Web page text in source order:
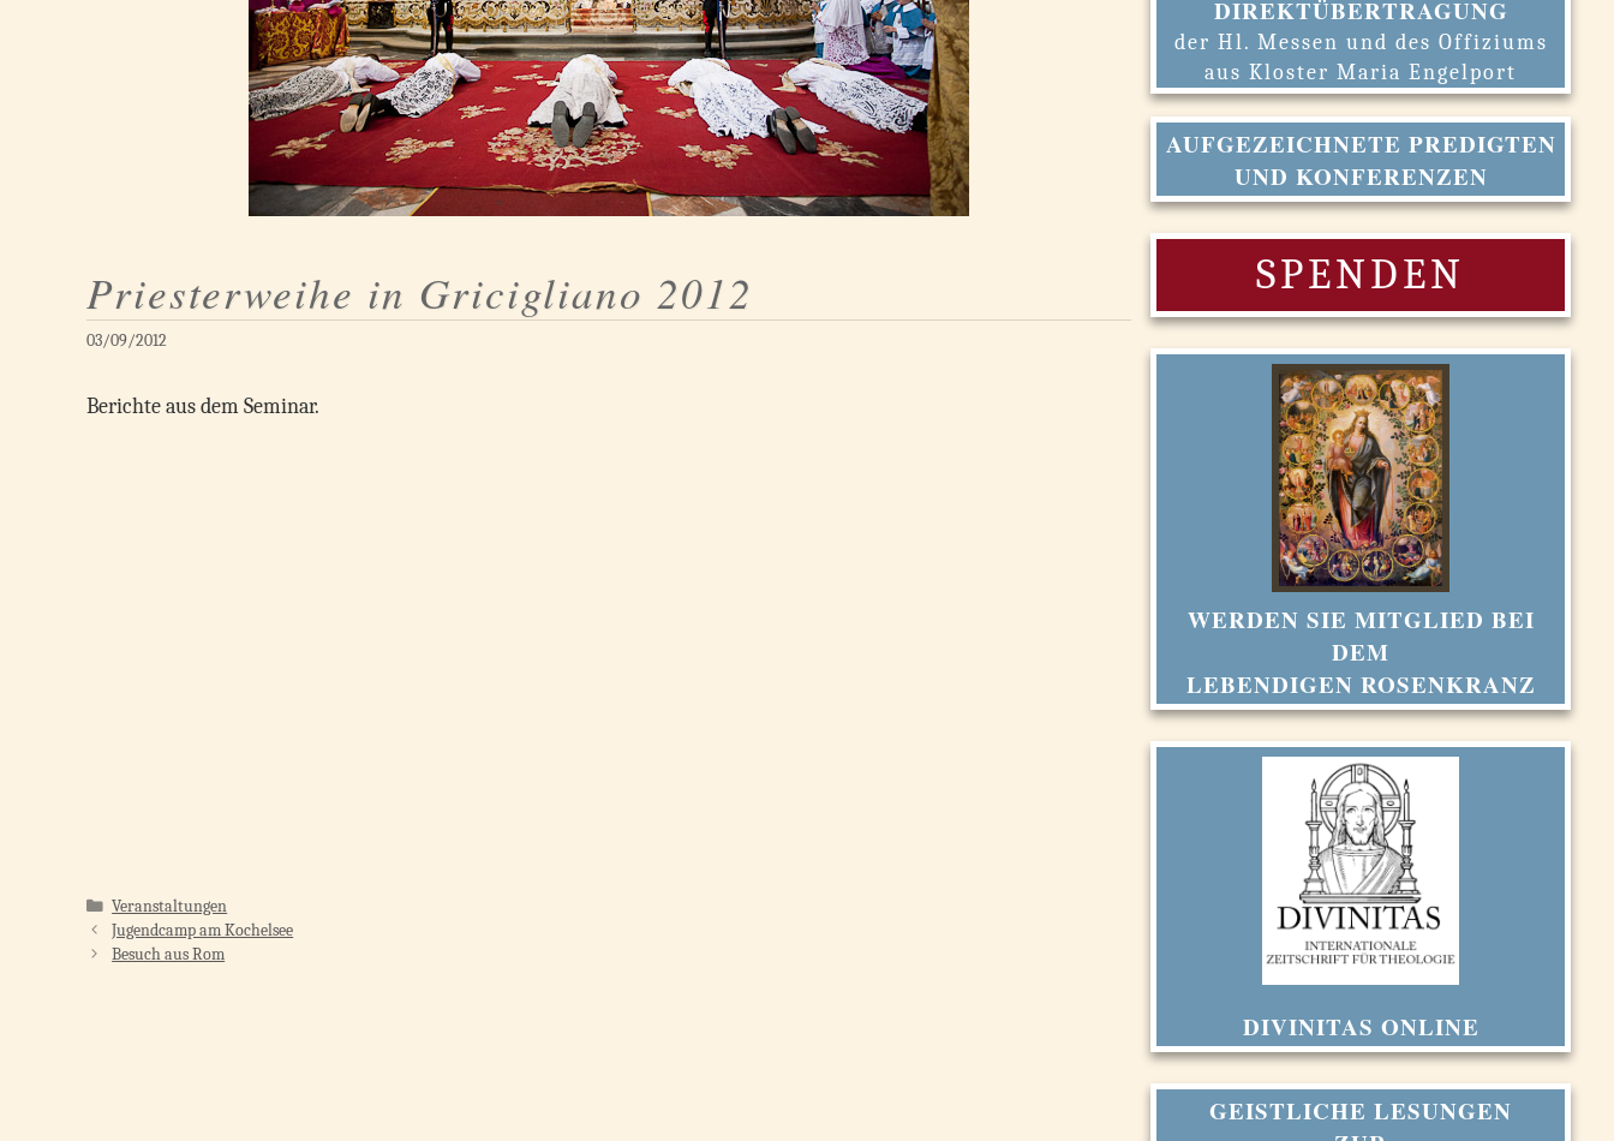
Priesterweihe in Gricigliano 2012
03/09/2012
Berichte aus dem Seminar.
Kategorien
Veranstaltungen
Jugendcamp am Kochelsee
Besuch aus Rom
DIREKTÜBERTRAGUNG
der Hl. Messen und des Offiziums
aus Kloster Maria Engelport
AUFGEZEICHNETE PREDIGTEN
UND KONFERENZEN
SPENDEN
WERDEN SIE MITGLIED BEI
DEM
LEBENDIGEN ROSENKRANZ
DIVINITAS ONLINE
GEISTLICHE LESUNGEN